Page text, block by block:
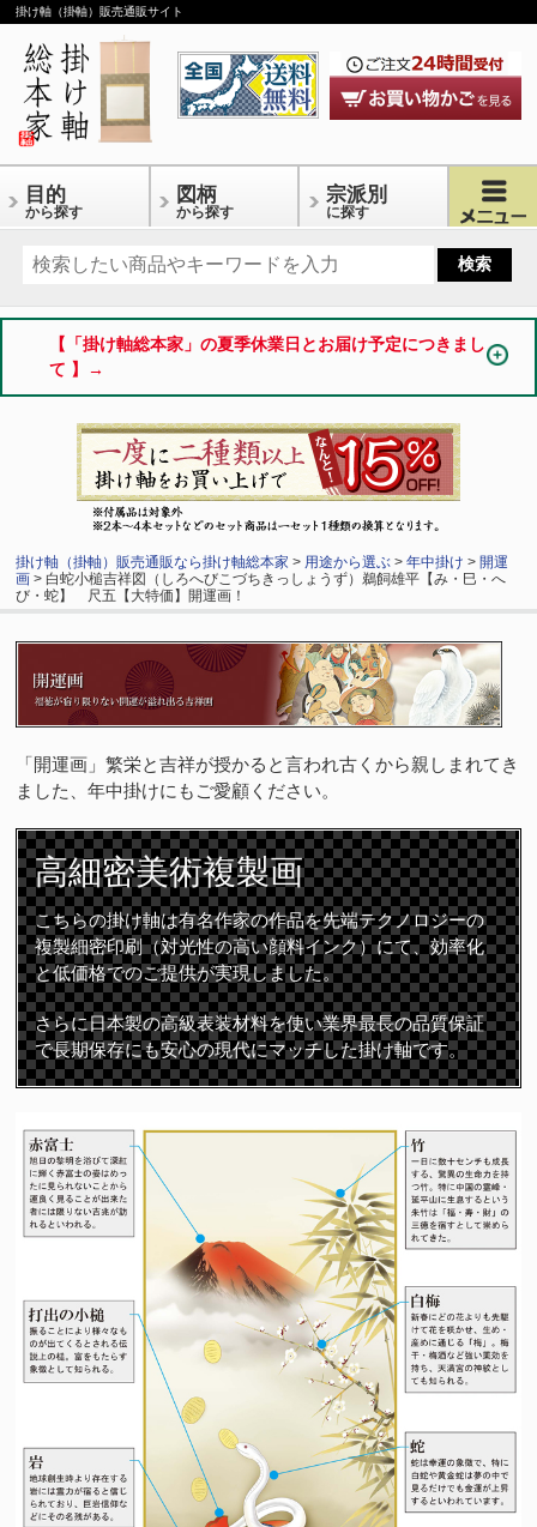
掛け軸（掛軸）販売通販サイト
目的
から探す
図柄
から探す
宗派別
に探す
【「掛け軸総本家」の夏季休業日とお届け予定につきまし
て 】→
掛け軸（掛軸）販売通販なら掛け軸総本家 > 用途から選ぶ >年中掛け > 開運
画 > 白蛇小槌吉祥図（しろへびこづちきっしょうず）鵜飼雄平【み・巳・へ
び・蛇】 尺五【大特価】開運画！
「開運画」繁栄と吉祥が授かると言われ古くから親しまれてき
ました、年中掛けにもご愛顧ください。
高細密美術複製画
こちらの掛け軸は有名作家の作品を先端テクノロジーの
複製細密印刷（対光性の高い顔料インク）にて、効率化
と低価格でのご提供が実現しました。
さらに日本製の高級表装材料を使い業界最長の品質保証
で長期保存にも安心の現代にマッチした掛け軸です。